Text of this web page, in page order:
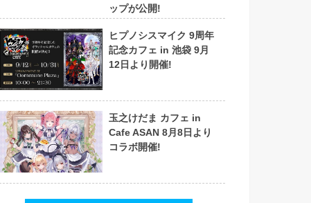
ップが公開!
ヒプノシスマイク 9周年
記念カフェ in 池袋 9月
12日より開催!
玉之けだま カフェ in
Cafe ASAN 8月8日より
コラボ開催!